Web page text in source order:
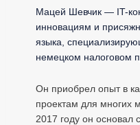
Мацей Шевчик — IT-
инновациям и
языка,
немецком налоговом
Он приобрел опыт в
проектам для многих
2017 году он основал